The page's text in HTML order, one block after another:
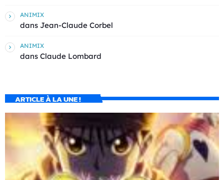
ANIMIX
dans Jean-Claude Corbel
ANIMIX
dans Claude Lombard
ARTICLE À LA UNE !